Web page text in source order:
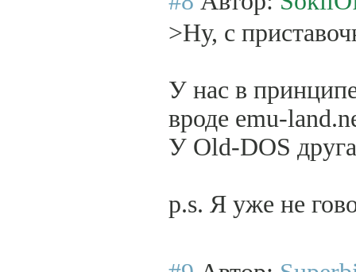
>Ну, с
У нас в
вроде emu-
У Old-DOS
p.s. Я уже не